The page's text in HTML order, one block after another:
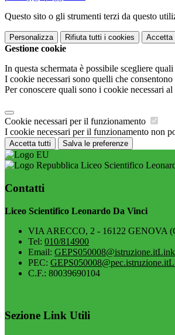
Questo sito o gli strumenti terzi da questo
Personalizza Rifiuta tutti i cookies Accetta
Gestione cookie
In questa schermata è possibile scegliere
I cookie necessari sono quelli che
Per conoscere quali sono i cookie necessari
Cookie necessari per il funzionamento
I cookie necessari per il funzionamento non
Accetta tutti Salva le preferenze
Liceo Scientifico
Contatti
Liceo Scientifico Leonardo Da Vinci
VIA ARECCO, 2 - 16122 GENOVA
Tel: 010/814900
Email: GEPS050008@istruzione.itLink
PEC: GEPS050008@pec.istruzione.it
C.F.: 80039690104
Sezione Link Utili